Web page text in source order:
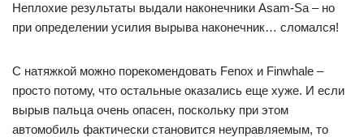
Неплохие результаты выдали наконечники Asam-Sa – но
при определении усилия вырыва наконечник… сломался!
С натяжкой можно порекомендовать Fenox и Finwhale –
просто потому, что остальные оказались еще хуже. И если
вырыв пальца очень опасен, поскольку при этом
автомобиль фактически становится неуправляемым, то